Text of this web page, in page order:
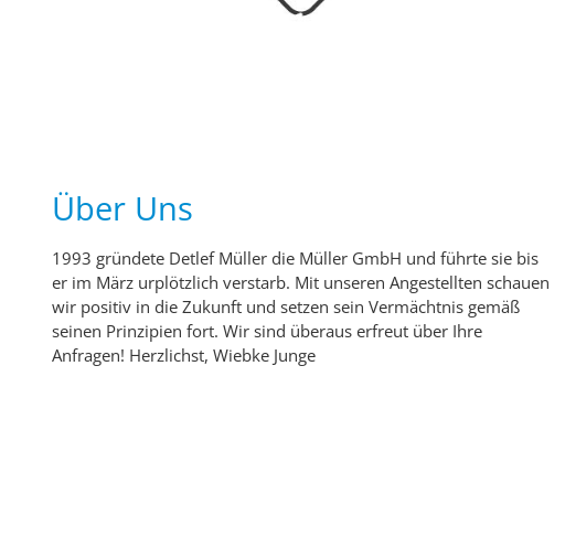
Über Uns
1993 gründete Detlef Müller die Müller GmbH und führte sie bis
er im März urplötzlich verstarb. Mit unseren Angestellten schauen
wir positiv in die Zukunft und setzen sein Vermächtnis gemäß
seinen Prinzipien fort. Wir sind überaus erfreut über Ihre
Anfragen! Herzlichst, Wiebke Junge